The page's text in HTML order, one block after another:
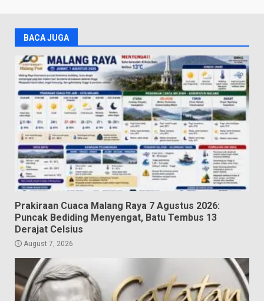
BACA JUGA
Prakiraan Cuaca Malang Raya 7 Agustus 2026:
Puncak Bediding Menyengat, Batu Tembus 13
Derajat Celsius
August 7, 2026